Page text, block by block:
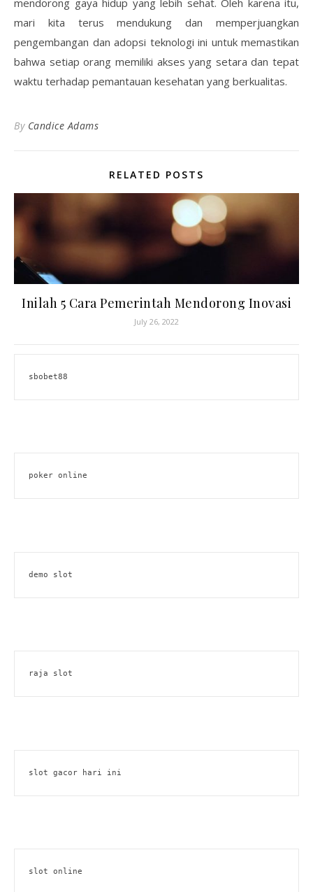
mendorong gaya hidup yang lebih sehat. Oleh karena itu,
mari kita terus mendukung dan memperjuangkan
pengembangan dan adopsi teknologi ini untuk memastikan
bahwa setiap orang memiliki akses yang setara dan tepat
waktu terhadap pemantauan kesehatan yang berkualitas.
By Candice Adams
RELATED POSTS
Inilah 5 Cara Pemerintah Mendorong Inovasi
July 26, 2022
sbobet88
poker online
demo slot
raja slot
slot gacor hari ini
slot online